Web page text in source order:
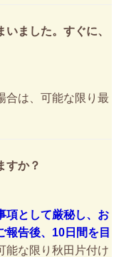
ました。すぐに、
合は、可能な限り最
すか？
項として厳秘し、お
報告後、10日間を目
能な限り秋田片付け